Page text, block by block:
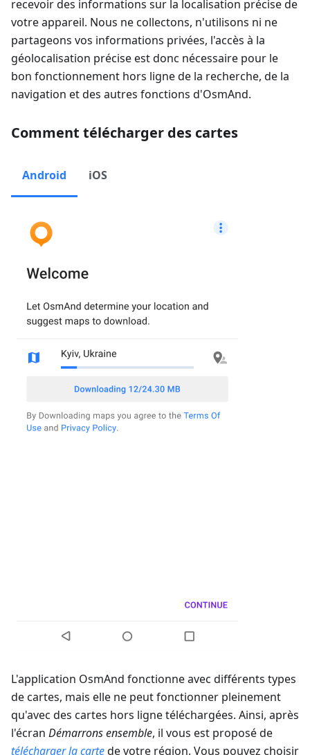
recevoir des informations sur la localisation précise de
votre appareil. Nous ne collectons, n'utilisons ni ne
partageons vos informations privées, l'accès à la
géolocalisation précise est donc nécessaire pour le
bon fonctionnement hors ligne de la recherche, de la
navigation et des autres fonctions d'OsmAnd.
Comment télécharger des cartes
Android iOS
L'application OsmAnd fonctionne avec différents types
de cartes, mais elle ne peut fonctionner pleinement
qu'avec des cartes hors ligne téléchargées. Ainsi, après
l'écran Démarrons ensemble, il vous est proposé de
télécharger la cartede votre région. Vous pouvez choisir